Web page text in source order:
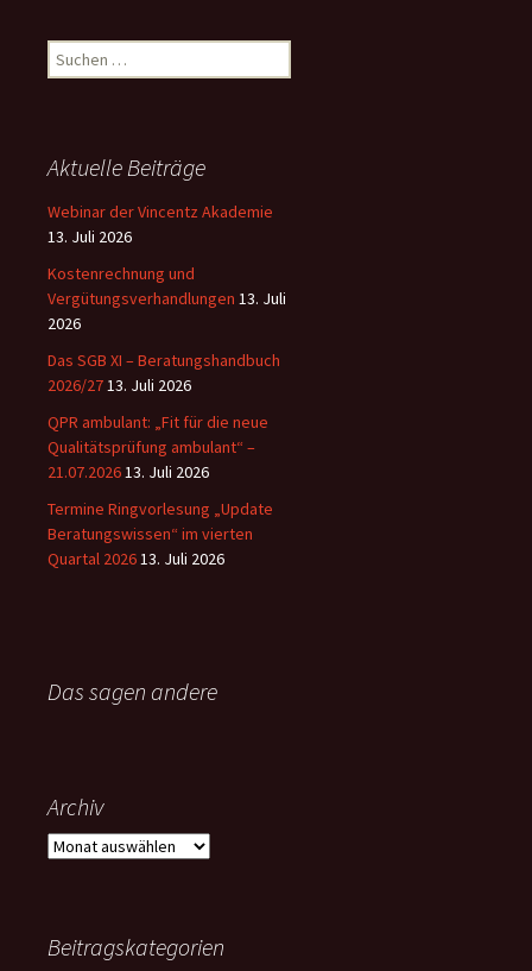
Suchen
nach:
Aktuelle Beiträge
Webinar der Vincentz Akademie
13. Juli 2026
Kostenrechnung und
Vergütungsverhandlungen 13. Juli
2026
Das SGB XI – Beratungshandbuch
2026/2713. Juli 2026
QPR ambulant: „Fit für die neue
Qualitätsprüfung ambulant“ –
21.07.202613. Juli 2026
Termine Ringvorlesung „Update
Beratungswissen“ im vierten
Quartal 202613. Juli 2026
Das sagen andere
Archiv
Archiv
Beitragskategorien